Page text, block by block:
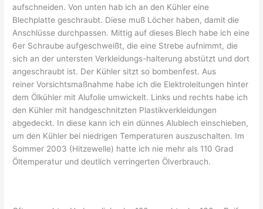
aufschneiden. Von unten hab ich an den Kühler eine
Blechplatte geschraubt. Diese muß Löcher haben, damit die
Anschlüsse durchpassen. Mittig auf dieses Blech habe ich eine
6er Schraube aufgeschweißt, die eine Strebe aufnimmt, die
sich an der untersten Verkleidungs-halterung abstützt und dort
angeschraubt ist. Der Kühler sitzt so bombenfest. Aus
reiner Vorsichtsmaßnahme habe ich die Elektroleitungen hinter
dem Ölkühler mit Alufolie umwickelt. Links und rechts habe ich
den Kühler mit handgeschnitzten Plastikverkleidungen
abgedeckt. In diese kann ich ein dünnes Alublech einschieben,
um den Kühler bei niedrigen Temperaturen auszuschalten. Im
Sommer 2003 (Hitzewelle) hatte ich nie mehr als 110 Grad
Öltemperatur und deutlich verringerten Ölverbrauch.